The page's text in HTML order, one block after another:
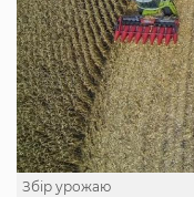
Збір урожаю